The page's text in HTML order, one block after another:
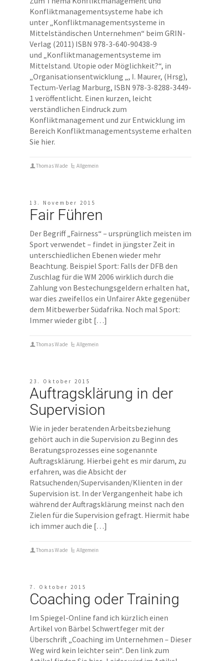
Konfliktmanagementsysteme habe ich
unter „Konfliktmanagementsysteme in
Mittelständischen Unternehmen“ beim GRIN-
Verlag (2011) ISBN 978-3-640-90438-9
und „Konfliktmanagementsysteme im
Mittelstand. Utopie oder Möglichkeit?“, in
„Organisationsentwicklung „, I. Maurer, (Hrsg),
Tectum-Verlag Marburg, ISBN 978-3-8288-3449-
1 veröffentlicht. Einen kurzen, leicht
verständlichen Eindruck zum
Konfliktmanagement und zur Entwicklung im
Bereich Konfliktmanagementsysteme erhalten
Sie hier.
Thomas Wade Allgemein
13. November 2015
Fair Führen
Der Begriff „Fairness“ – ursprünglich meisten im
Sport verwendet – findet in jüngster Zeit in
unterschiedlichen Ebenen wieder mehr
Beachtung. Beispiel Sport: Falls der DFB den
Zuschlag für die WM 2006 wirklich durch die
Zahlung von Bestechungsgeldern erhalten hat,
war dies zweifellos ein Unfairer Akte gegenüber
dem Mitbewerber Südafrika. Noch mal Sport:
Immer wieder gibt […]
Thomas Wade Allgemein
23. Oktober 2015
Auftragsklärung in der
Supervision
Wie in jeder beratenden Arbeitsbeziehung
gehört auch in die Supervision zu Beginn des
Beratungsprozesses eine sogenannte
Auftragsklärung. Hierbei geht es mir darum, zu
erfahren, was die Absicht der
Ratsuchenden/Supervisanden/Klienten in der
Supervision ist. In der Vergangenheit habe ich
während der Auftragsklärung meinst nach den
Zielen für die Supervision gefragt. Hiermit habe
ich immer auch die […]
Thomas Wade Allgemein
7. Oktober 2015
Coaching oder Training
Im Spiegel-Online fand ich kürzlich einen
Artikel von Bärbel Schwertfeger mit der
Überschrift „Coaching im Unternehmen – Dieser
Weg wird kein leichter sein“. Den link zum